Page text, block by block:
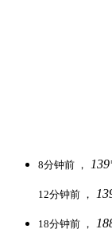
8分钟前 ，
12分钟前 ，
18分钟前 ，